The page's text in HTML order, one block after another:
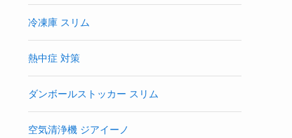
冷凍庫 スリム
熱中症 対策
ダンボールストッカー スリム
空気清浄機 ジアイーノ